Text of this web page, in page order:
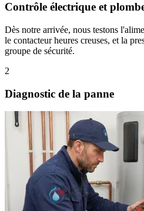
Contrôle électrique et
Dès notre arrivée, nous testons
le contacteur heures creuses, et la
groupe de sécurité.
2
Diagnostic de la panne